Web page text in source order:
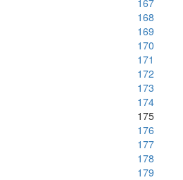
167
168
169
170
171
172
173
174
175
176
177
178
179